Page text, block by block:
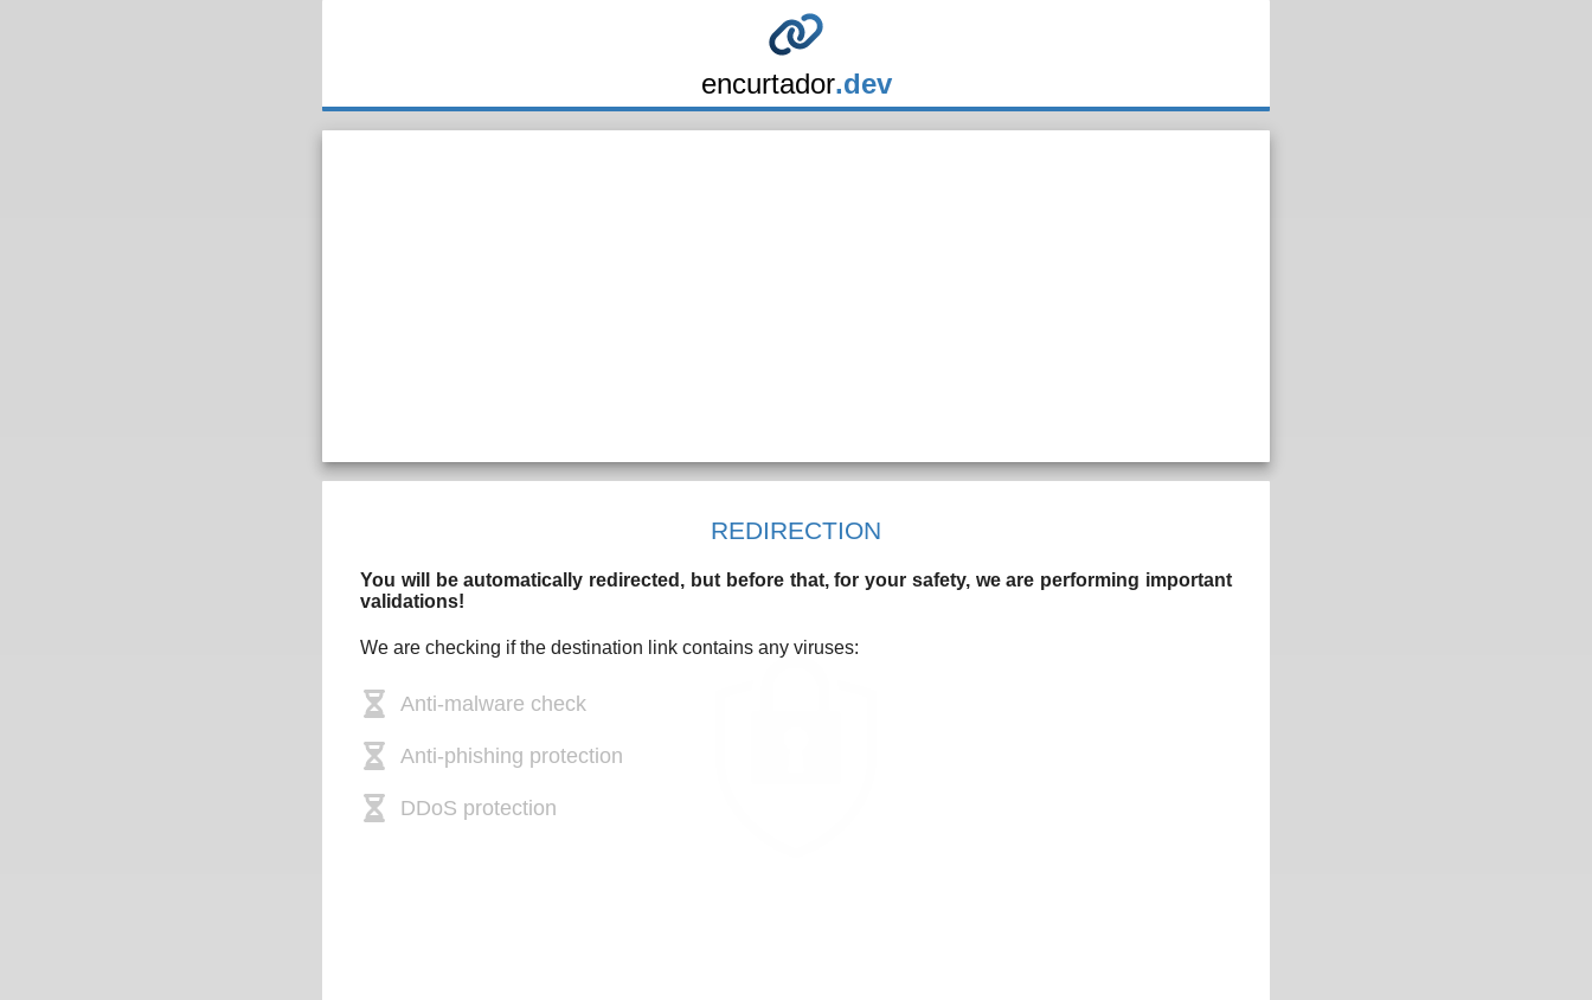
encurtador.dev
REDIRECTION
You will be automatically redirected, but before that, for your safety, we are performing important
validations!
We are checking if the destination link contains any viruses:
Anti-malware check
Anti-phishing protection
DDoS protection